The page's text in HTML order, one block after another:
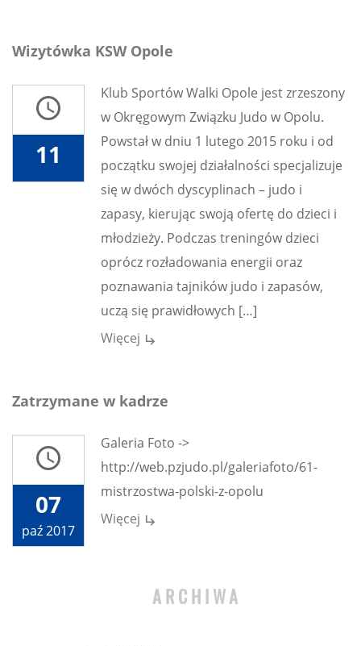
Wizytówka KSW Opole
access_time
11
Klub Sportów Walki Opole jest zrzeszony
w Okręgowym Związku Judo w Opolu.
Powstał w dniu 1 lutego 2015 roku i od
początku swojej działalności specjalizuje
się w dwóch dyscyplinach – judo i
zapasy, kierując swoją ofertę do dzieci i
młodzieży. Podczas treningów dzieci
oprócz rozładowania energii oraz
poznawania tajników judo i zapasów,
uczą się prawidłowych […]
Więcej subdirectory_arrow_right
Zatrzymane w kadrze
access_time
07
paź 2017
Galeria Foto ->
http://web.pzjudo.pl/galeriafoto/61-
mistrzostwa-polski-z-opolu
Więcej subdirectory_arrow_right
ARCHIWA